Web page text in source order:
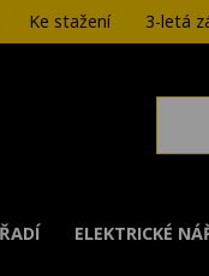
Ke stažení 3-letá
ELEKTRICKÉ